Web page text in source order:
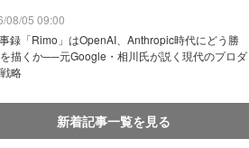
08/05 09:00
録「Rimo」はOpenAI、Anthropic時代にどう勝
描くか──元Google・相川氏が説く現代のプロダ
略
新着記事一覧を見る